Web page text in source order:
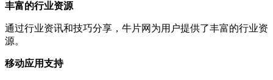
丰富的行业资源
通过行业资讯和技巧分享，牛片网为用户提供了丰富的行业资
源。
移动应用支持